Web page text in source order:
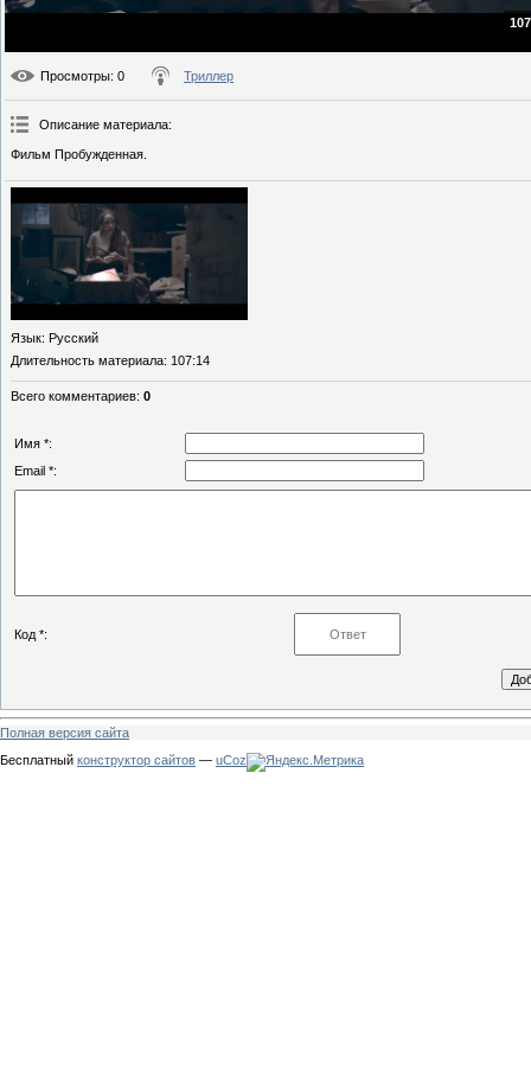
Просмотры: 0 Триллер
Описание материала:
Фильм Пробужденная.
Язык: Русский
Длительность материала: 107:14
Всего комментариев: 0
Имя *:
Email *:
Код *:
Полная версия сайта
Бесплатный конструктор сайтов — uCoz